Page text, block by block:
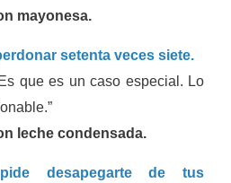
mayonesa.
setenta veces siete.
que es un caso especial. Lo
leche condensada.
desapegarte de tus